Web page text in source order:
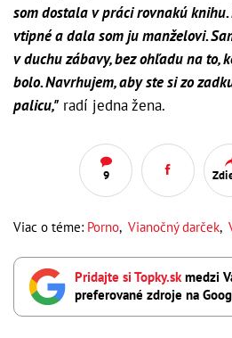
som dostala v práci rovnakú
vtipné a dala som ju manželovi.
v duchu zábavy, bez ohľadu na to,
bolo. Navrhujem, aby ste si zo
palicu," radí jedna žena.
9
Viac o téme: Porno, Vianočný darček,
Pridajte si Topky.skmedzi
preferované zdroje na